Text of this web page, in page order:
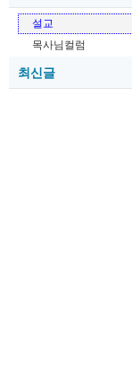
설교
목사님컬럼
최신글